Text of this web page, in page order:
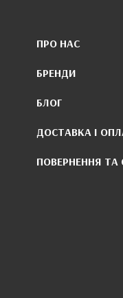
ПРО НАС
БРЕНДИ
БЛОГ
ДОСТАВКА І
ПОВЕРНЕННЯ ТА